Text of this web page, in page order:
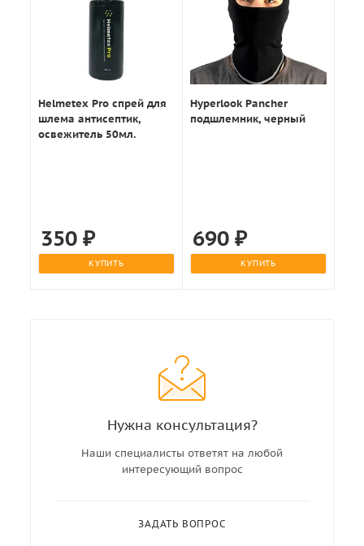
Helmetex Pro спрей для
шлема антисептик,
освежитель 50мл.
350₽
КУПИТЬ
Hyperlook Pancher
подшлемник, черный
690 ₽
КУПИТЬ
Нужна консультация?
Наши специалисты ответят на любой
интересующий вопрос
ЗАДАТЬ ВОПРОС